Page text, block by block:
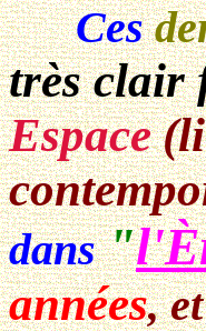
Ces
très clair
Espace
dans"
années,